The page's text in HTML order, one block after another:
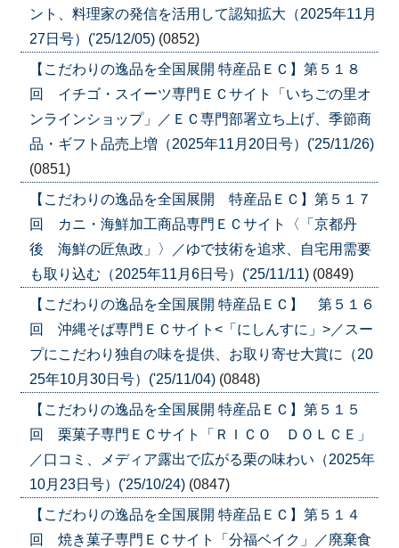
ント、料理家の発信を活用して認知拡大（2025年11月
27日号）('25/12/05) (0852)
【こだわりの逸品を全国展開 特産品ＥＣ】第５１８
回 イチゴ・スイーツ専門ＥＣサイト「いちごの里オ
ンラインショップ」／ＥＣ専門部署立ち上げ、季節商
品・ギフト品売上増（2025年11月20日号）('25/11/26)
(0851)
【こだわりの逸品を全国展開 特産品ＥＣ】第５１７
回 カニ・海鮮加工商品専門ＥＣサイト〈「京都丹
後 海鮮の匠魚政」〉／ゆで技術を追求、自宅用需要
も取り込む（2025年11月6日号）('25/11/11) (0849)
【こだわりの逸品を全国展開 特産品ＥＣ】 第５１６
回 沖縄そば専門ＥＣサイト<「にしんすに」>／スー
プにこだわり独自の味を提供、お取り寄せ大賞に（20
25年10月30日号）('25/11/04) (0848)
【こだわりの逸品を全国展開 特産品ＥＣ】第５１５
回 栗菓子専門ＥＣサイト「ＲＩＣＯ ＤＯＬＣＥ」
／口コミ、メディア露出で広がる栗の味わい（2025年
10月23日号）('25/10/24) (0847)
【こだわりの逸品を全国展開 特産品ＥＣ】第５１４
回 焼き菓子専門ＥＣサイト「分福ベイク」／廃棄食